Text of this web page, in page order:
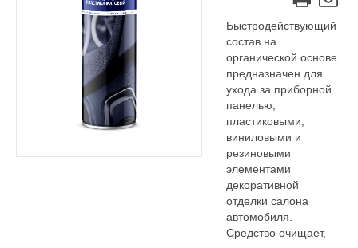
Быстродействующий
состав на
органической основе
предназначен для
ухода за приборной
панелью,
пластиковыми,
виниловыми и
резиновыми
элементами
декоративной
отделки салона
автомобиля.
Средство очищает,